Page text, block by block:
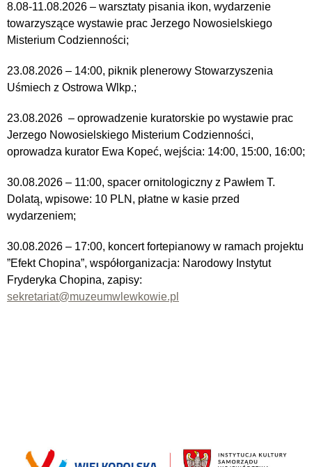
8.08-11.08.2026 – warsztaty pisania ikon, wydarzenie
towarzyszące wystawie prac Jerzego Nowosielskiego
Misterium Codzienności;
23.08.2026 – 14:00, piknik plenerowy Stowarzyszenia
Uśmiech z Ostrowa Wlkp.;
23.08.2026 – oprowadzenie kuratorskie po wystawie prac
Jerzego Nowosielskiego Misterium Codzienności,
oprowadza kurator Ewa Kopeć, wejścia: 14:00, 15:00, 16:00;
30.08.2026 – 11:00, spacer ornitologiczny z Pawłem T.
Dolatą, wpisowe: 10 PLN, płatne w kasie przed
wydarzeniem;
30.08.2026 – 17:00, koncert fortepianowy w ramach projektu
”Efekt Chopina”, współorganizacja: Narodowy Instytut
Fryderyka Chopina, zapisy:
sekretariat@muzeumwlewkowie.pl